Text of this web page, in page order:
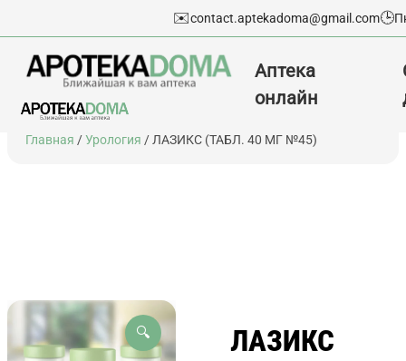
Перейти
✉️contact.aptekadoma@gmail.com🕒
Аптека
онлайн
Главная /Урология / ЛАЗИКС (ТАБЛ. 40 МГ №45)
🔍
ЛАЗИКС